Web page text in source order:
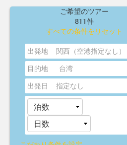
ご希望のツアー
811件
すべての条件をリセット
出発地
関西（空港指定なし）
目的地
台湾
出発日
指定なし